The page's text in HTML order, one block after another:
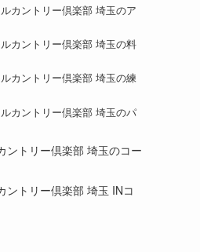
カントリー倶楽部 埼玉のア
カントリー倶楽部 埼玉の料
カントリー倶楽部 埼玉の練
カントリー倶楽部 埼玉のパ
ントリー倶楽部 埼玉のコー
ントリー倶楽部 埼玉 INコ